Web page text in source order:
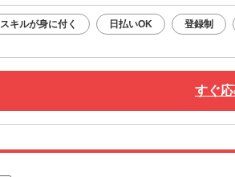
スキルが身に付く 日払いOK 登録制
すぐ